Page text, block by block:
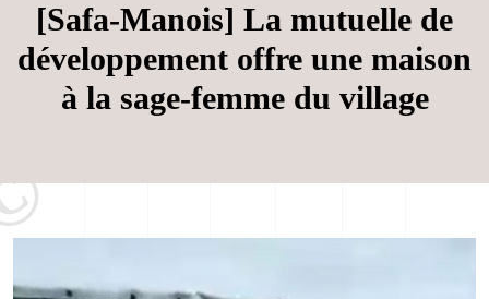
[Safa-Manois] La mutuelle de
développement offre une maison
à la sage-femme du village